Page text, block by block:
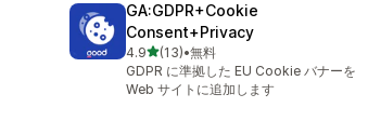
GA:GDPR+Cookie
Consent+Privacy
4.95つ星中
(13)
合計レビュー数：13件
•無料
GDPR に準拠した EU Cookie バナーを
Web サイトに追加します